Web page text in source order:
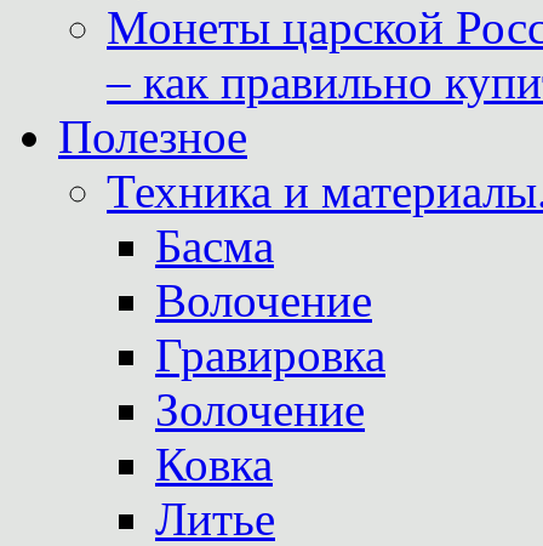
Монеты царской
– как правильно
Полезное
Техника и
Басма
Волочение
Гравировка
Золочение
Ковка
Литье